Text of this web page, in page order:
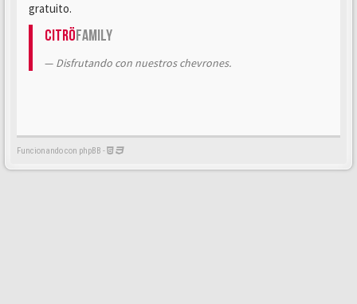
gratuito.
CitröFamily
Disfrutando con nuestros chevrones.
Funcionando con phpBB -